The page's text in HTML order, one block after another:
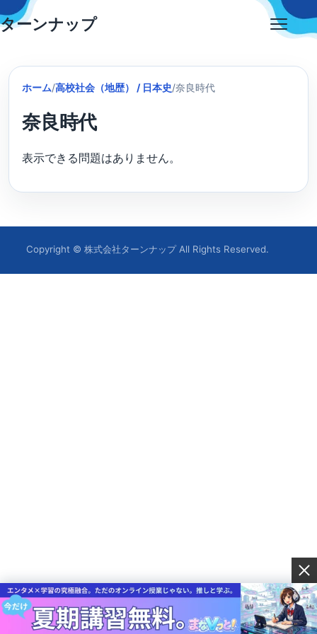
Skip
to
ターンナップ
ホーム/高校社会（地歴） / 日本史/奈良時代
奈良時代
表示できる問題はありません。
Copyright © 株式会社ターンナップ All Rights Reserved.